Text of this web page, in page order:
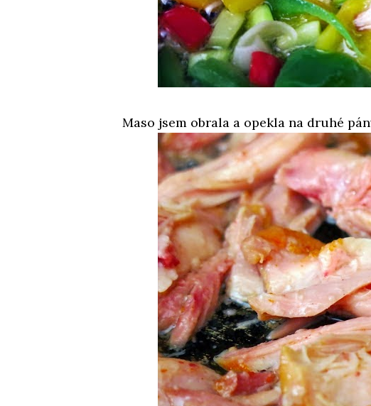
Maso jsem obrala a opekla na druhé